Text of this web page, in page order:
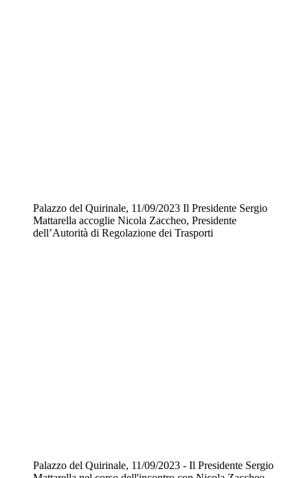
Palazzo del Quirinale, 11/09/2023 Il Presidente Sergio
Mattarella accoglie Nicola Zaccheo, Presidente
dell’Autorità di Regolazione dei Trasporti
Palazzo del Quirinale, 11/09/2023 - Il Presidente Sergio